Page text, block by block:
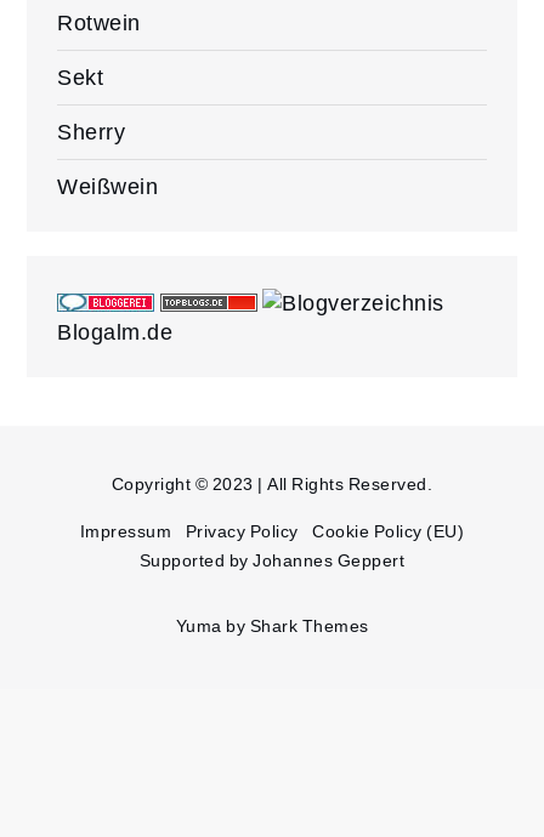
Rotwein
Sekt
Sherry
Weißwein
Blogalm.de
Copyright © 2023 | All Rights Reserved.
Impressum Privacy Policy
Cookie Policy (EU)
Supported by Johannes Geppert
Yuma by Shark Themes